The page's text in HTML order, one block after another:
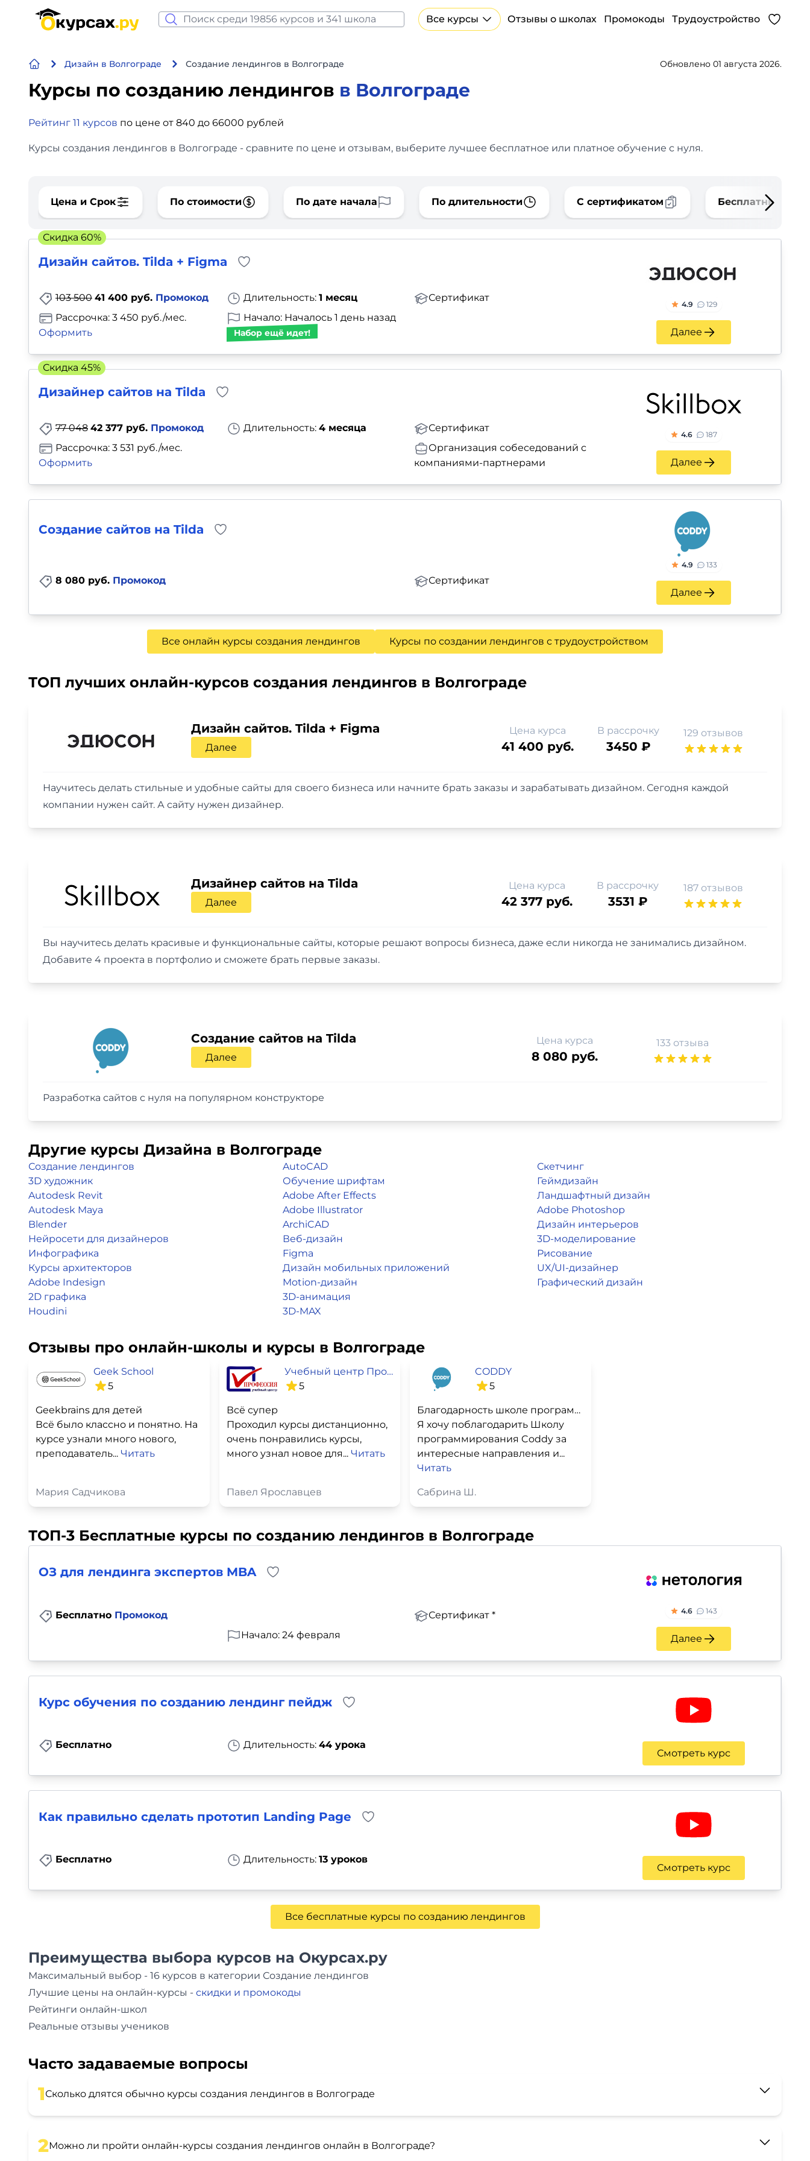
Все курсы Отзывы о школах Промокоды Трудоустройство
Дизайн в Волгограде Создание лендингов в Волгограде Обновлено 01 августа 2026.
Курсы по созданию лендингов в Волгограде
Рейтинг 11 курсов по цене от 840 до 66000 рублей
Курсы создания лендингов в Волгограде - сравните по цене и отзывам, выберите лучшее бесплатное или платное обучение с нуля.
Цена и Срок По стоимости По дате начала По длительности С сертификатом Бесплатные
Дизайн сайтов. Tilda + Figma
103 500 41 400 руб. Промокод Длительность: 1 месяц
Сертификат
Рассрочка: 3 450 руб./мес.
Оформить
Начало: Началось 1 день назад
Набор ещё идет!
4.9 129
Далее
Скидка 60%
Дизайнер сайтов на Tilda
77 048 42 377 руб. Промокод Длительность: 4 месяца
Сертификат
Рассрочка: 3 531 руб./мес.
Оформить
Организация собеседований с
компаниями-партнерами
4.6 187
Далее
Скидка 45%
Создание сайтов на Tilda
8 080 руб. Промокод Сертификат
4.9 133
Далее
Все онлайн курсы создания лендингов Курсы по создании лендингов с трудоустройством
ТОП лучших онлайн-курсов создания лендингов в Волгограде
Дизайн сайтов. Tilda + Figma
Далее
Цена курса
41 400 руб.
В рассрочку
3450 ₽
129 отзывов
Научитесь делать стильные и удобные сайты для своего бизнеса или начните брать заказы и зарабатывать дизайном. Сегодня каждой
компании нужен сайт. А сайту нужен дизайнер.
Дизайнер сайтов на Tilda
Далее
Цена курса
42 377 руб.
В рассрочку
3531 ₽
187 отзывов
Вы научитесь делать красивые и функциональные сайты, которые решают вопросы бизнеса, даже если никогда не занимались дизайном.
Добавите 4 проекта в портфолио и сможете брать первые заказы.
Создание сайтов на Tilda
Далее
Цена курса
8 080 руб.
133 отзыва
Разработка сайтов с нуля на популярном конструкторе
Другие курсы Дизайна в Волгограде
Создание лендингов
3D художник
Autodesk Revit
Autodesk Maya
Blender
Нейросети для дизайнеров
Инфографика
Курсы архитекторов
Adobe Indesign
2D графика
Houdini
AutoCAD
Обучение шрифтам
Adobe After Effects
Adobe Illustrator
ArchiCAD
Веб-дизайн
Figma
Дизайн мобильных приложений
Motion-дизайн
3D-анимация
3D-MAX
Скетчинг
Геймдизайн
Ландшафтный дизайн
Adobe Photoshop
Дизайн интерьеров
3D-моделирование
Рисование
UX/UI-дизайнер
Графический дизайн
Отзывы про онлайн-школы и курсы в Волгограде
Geek School
5
Geekbrains для детей
Всё было классно и понятно. На
курсе узнали много нового,
преподаватель... Читать
Мария Садчикова
Учебный центр Профессия
5
Всё супер
Проходил курсы дистанционно,
очень понравились курсы,
много узнал новое для... Читать
Павел Ярославцев
CODDY
5
Благодарность школе программирования «Coddy»
Я хочу поблагодарить Школу
программирования Coddy за
интересные направления и...
Читать
Сабрина Ш.
ТОП-3 Бесплатные курсы по созданию лендингов в Волгограде
ОЗ для лендинга экспертов MBA
Бесплатно Промокод
Сертификат *
Начало: 24 февраля
4.6 143
Далее
Курс обучения по созданию лендинг пейдж
Бесплатно Длительность: 44 урока
Смотреть курс
Как правильно сделать прототип Landing Page
Бесплатно Длительность: 13 уроков
Смотреть курс
Все бесплатные курсы по созданию лендингов
Преимущества выбора курсов на Окурсах.ру
Максимальный выбор - 16 курсов в категории Создание лендингов
Лучшие цены на онлайн-курсы - скидки и промокоды
Рейтинги онлайн-школ
Реальные отзывы учеников
Часто задаваемые вопросы
1Сколько длятся обычно курсы создания лендингов в Волгограде
2Можно ли пройти онлайн-курсы создания лендингов онлайн в Волгограде?
Программирование
Бизнес и финансы
Дизайн
Видео, фото, аудио
Маркетинг
Иностранный язык
Для детей
Красота, здоровье, фитнес
Психология и саморазвитие
Прочее
Тесты на профориентацию
Курсы по нейросетям
Бесплатно